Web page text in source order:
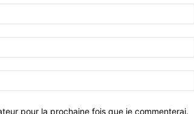
pour la prochaine fois que je commenterai.